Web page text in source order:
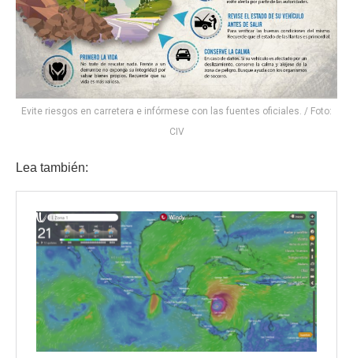
Evite riesgos en carretera e infórmese con las fuentes oficiales. / Foto:
CIV
Lea también: